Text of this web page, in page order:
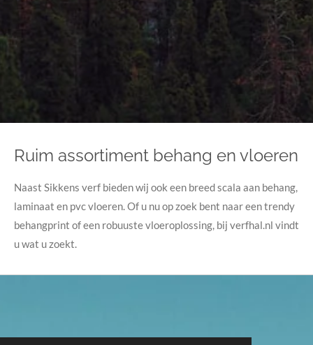
Ruim assortiment behang en vloeren
Naast Sikkens verf bieden wij ook een breed scala aan behang,
laminaat en pvc vloeren. Of u nu op zoek bent naar een trendy
behangprint of een robuuste vloeroplossing, bij verfhal.nl vindt
u wat u zoekt.